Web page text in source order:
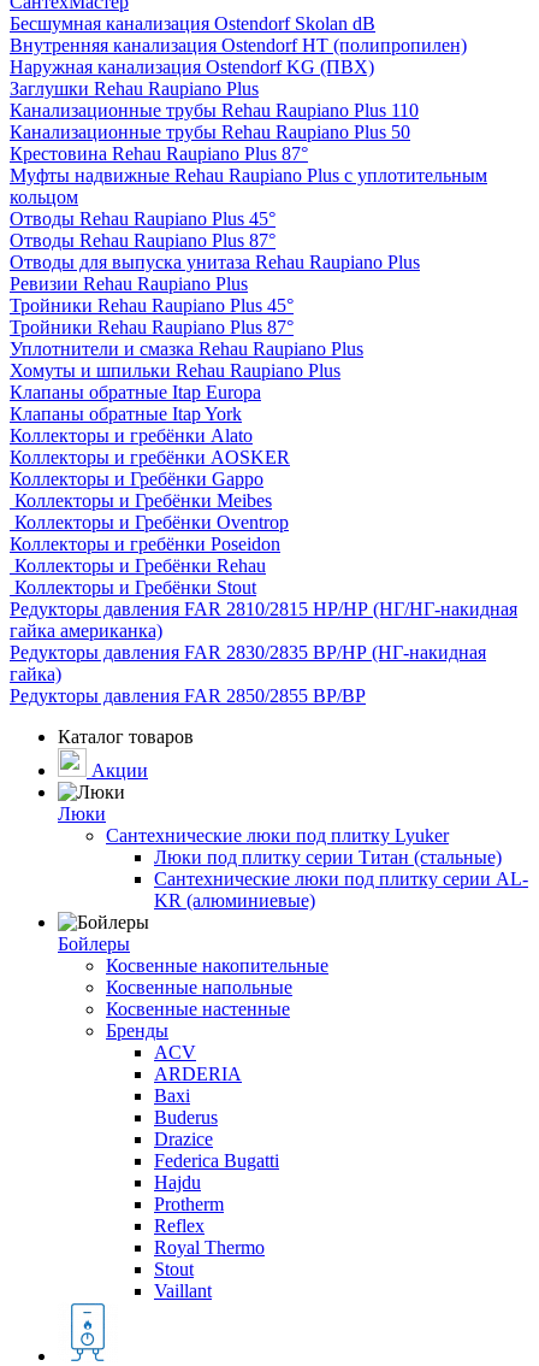
Бесшумная канализация Ostendorf Skolan dB
Внутренняя канализация Ostendorf HT (полипропилен)
Наружная канализация Ostendorf KG (ПВХ)
Заглушки Rehau Raupiano Plus
Канализационные трубы Rehau Raupiano Plus 110
Канализационные трубы Rehau Raupiano Plus 50
Крестовина Rehau Raupiano Plus 87°
Муфты надвижные Rehau Raupiano Plus с уплотительным
кольцом
Отводы Rehau Raupiano Plus 45°
Отводы Rehau Raupiano Plus 87°
Отводы для выпуска унитаза Rehau Raupiano Plus
Ревизии Rehau Raupiano Plus
Тройники Rehau Raupiano Plus 45°
Тройники Rehau Raupiano Plus 87°
Уплотнители и смазка Rehau Raupiano Plus
Хомуты и шпильки Rehau Raupiano Plus
Клапаны обратные Itap Europa
Клапаны обратные Itap York
Коллекторы и гребёнки Alato
Коллекторы и гребёнки AOSKER
Коллекторы и Гребёнки Gappo
Коллекторы и Гребёнки Meibes
Коллекторы и Гребёнки Oventrop
Коллекторы и гребёнки Poseidon
Коллекторы и Гребёнки Rehau
Коллекторы и Гребёнки Stout
Редукторы давления FAR 2810/2815 НР/НР (НГ/НГ-накидная
гайка американка)
Редукторы давления FAR 2830/2835 ВР/НР (НГ-накидная
гайка)
Редукторы давления FAR 2850/2855 ВР/ВР
Каталог товаров
Акции
Люки
Сантехнические люки под плитку Lyuker
Люки под плитку серии Титан (стальные)
Сантехнические люки под плитку серии AL-
KR (алюминиевые)
Бойлеры
Косвенные накопительные
Косвенные напольные
Косвенные настенные
Бренды
ACV
ARDERIA
Baxi
Buderus
Drazice
Federica Bugatti
Hajdu
Protherm
Reflex
Royal Thermo
Stout
Vaillant